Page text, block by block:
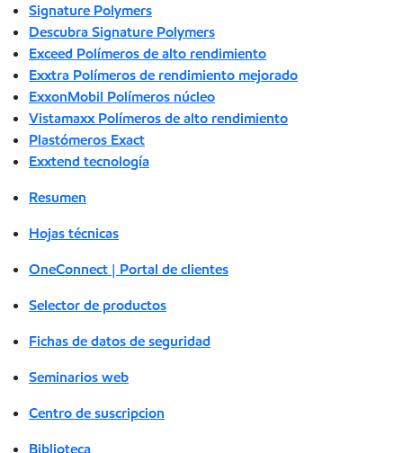
Signature Polymers
Descubra Signature Polymers
Exceed Polímeros de alto rendimiento
Exxtra Polímeros de rendimiento mejorado
ExxonMobil Polímeros núcleo
Vistamaxx Polímeros de alto rendimiento
Plastómeros Exact
Exxtend tecnología
Resumen
Hojas técnicas
OneConnect | Portal de clientes
Selector de productos
Fichas de datos de seguridad
Seminarios web
Centro de suscripcion
Biblioteca